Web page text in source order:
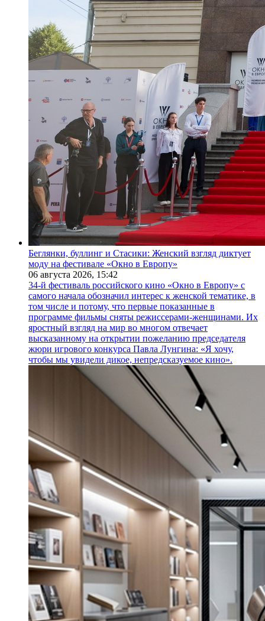
Беглянки, буллинг и Стасики: Женский взгляд диктует
моду на фестивале «Окно в Европу»
06 августа 2026, 15:42
34-й фестиваль российского кино «Окно в Европу» с
самого начала обозначил интерес к женской тематике, в
том числе и потому, что первые показанные в
программе фильмы сняты режиссерами-женщинами. Их
яростный взгляд на мир во многом отвечает
высказанному на открытии пожеланию председателя
жюри игрового конкурса Павла Лунгина: «Я хочу,
чтобы мы увидели дикое, непредсказуемое кино».